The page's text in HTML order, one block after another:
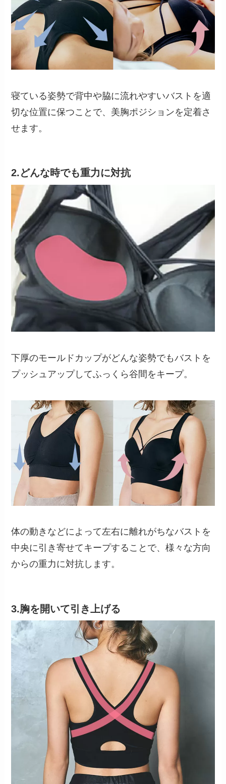
寝ている姿勢で背中や脇に流れやすいバストを適
切な位置に保つことで、美胸ポジションを定着さ
せます。
2.どんな時でも重力に対抗
下厚のモールドカップがどんな姿勢でもバストを
プッシュアップしてふっくら谷間をキープ。
体の動きなどによって左右に離れがちなバストを
中央に引き寄せてキープすることで、様々な方向
からの重力に対抗します。
3.胸を開いて引き上げる